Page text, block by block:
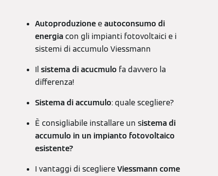
Autoproduzioneeautoconsumo di
energiacon gli impianti fotovoltaici e i
sistemi di accumulo Viessmann
Il sistema di acucmulo fa davvero la
differenza!
Sistema di accumulo: quale scegliere?
È consigliabile installare un sistema di
accumulo in un impianto fotovoltaico
esistente?
I vantaggi di scegliereViessmann come